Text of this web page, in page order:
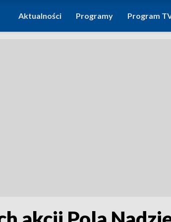
Aktualności Programy Program